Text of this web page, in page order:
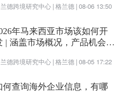
德跨境研究中心 | 格兰德 | 08-06 13:50
年马来西亚市场该如何开
| 涵盖市场概况，产品机会及
德跨境研究中心 | 格兰德 | 08-05 17:22
何查询海外企业信息，有哪